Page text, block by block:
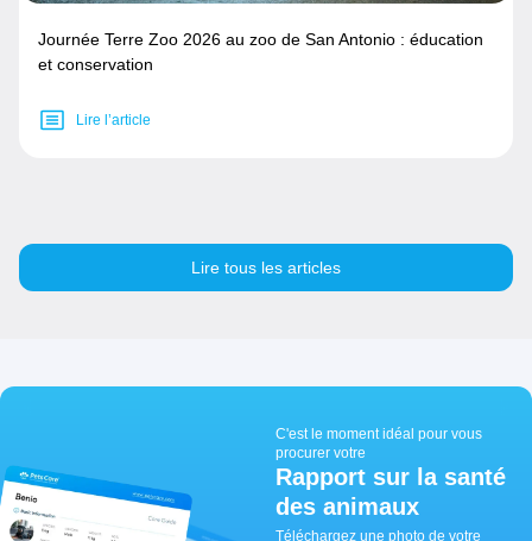
Journée Terre Zoo 2026 au zoo de San Antonio : éducation
et conservation
Lire l’article
Lire tous les articles
C'est le moment idéal pour vous
procurer votre
Rapport sur la santé
des animaux
Téléchargez une photo de votre